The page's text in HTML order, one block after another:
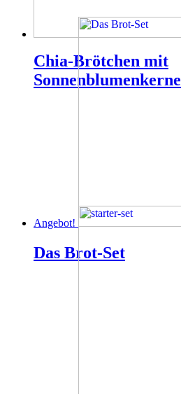
Chia-Brötchen mit
Sonnenblumenkerne
Angebot!
Das Brot-Set